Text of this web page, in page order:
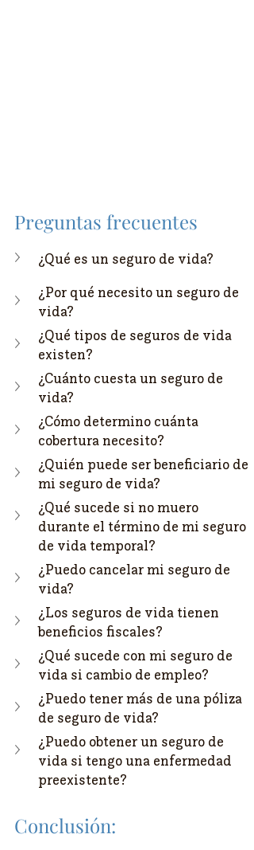
Preguntas frecuentes
¿Qué es un seguro de vida?
¿Por qué necesito un seguro de
vida?
¿Qué tipos de seguros de vida
existen?
¿Cuánto cuesta un seguro de
vida?
¿Cómo determino cuánta
cobertura necesito?
¿Quién puede ser beneficiario de
mi seguro de vida?
¿Qué sucede si no muero
durante el término de mi seguro
de vida temporal?
¿Puedo cancelar mi seguro de
vida?
¿Los seguros de vida tienen
beneficios fiscales?
¿Qué sucede con mi seguro de
vida si cambio de empleo?
¿Puedo tener más de una póliza
de seguro de vida?
¿Puedo obtener un seguro de
vida si tengo una enfermedad
preexistente?
Conclusión: